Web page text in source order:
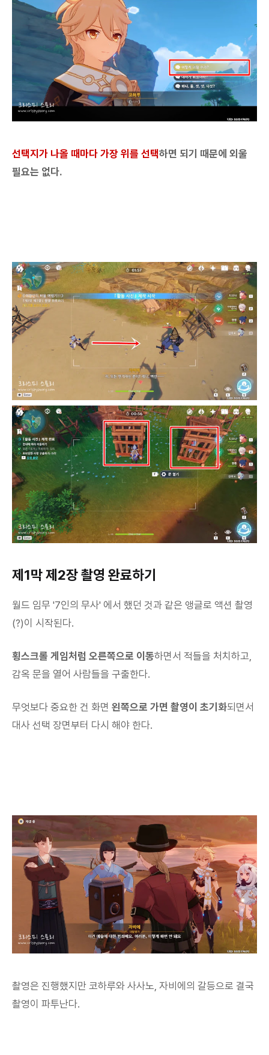
선택지가 나올 때마다 가장 위를 선택하면 되기 때문에 외울
필요는 없다.
제1막 제2장 촬영 완료하기
월드 임무 '7인의 무사' 에서 했던 것과 같은 앵글로 액션 촬영
(?)이 시작된다.
횡스크롤 게임처럼 오른쪽으로 이동하면서 적들을 처치하고,
감옥 문을 열어 사람들을 구출한다.
무엇보다 중요한 건 화면 왼쪽으로 가면 촬영이 초기화되면서
대사 선택 장면부터 다시 해야 한다.
촬영은 진행했지만 코하루와 사사노, 자비에의 갈등으로 결국
촬영이 파투난다.